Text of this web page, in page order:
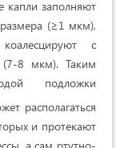
капли заполняют
размера (≥1 мкм),
с
(7-8 мкм). Таким
подложки
располага­ться
и протекают